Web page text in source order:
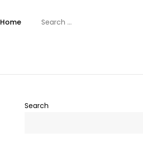
Home
for:
Search